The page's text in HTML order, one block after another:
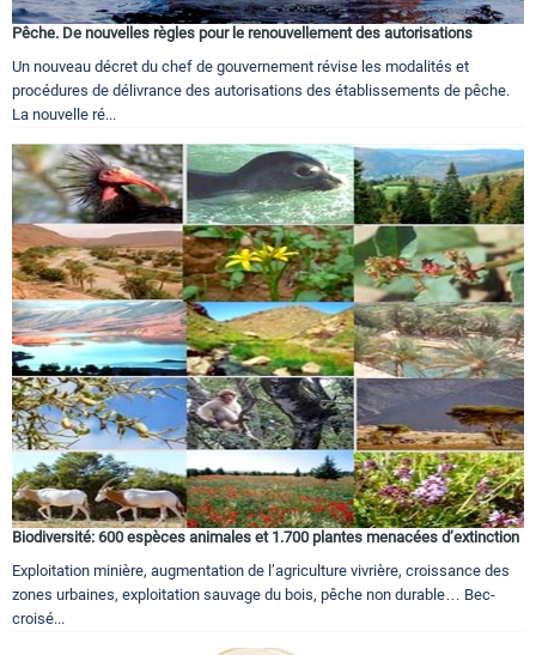
Pêche. De nouvelles règles pour le renouvellement des autorisations
Un nouveau décret du chef de gouvernement révise les modalités et
procédures de délivrance des autorisations des établissements de pêche.
La nouvelle ré...
Biodiversité: 600 espèces animales et 1.700 plantes menacées d’extinction
Exploitation minière, augmentation de l’agriculture vivrière, croissance des
zones urbaines, exploitation sauvage du bois, pêche non durable… Bec-
croisé...